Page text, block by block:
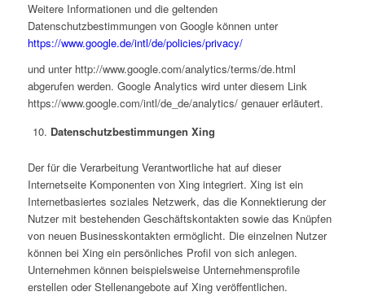
Weitere Informationen und die geltenden
Datenschutzbestimmungen von Google können unter
https://www.google.de/intl/de/policies/privacy/
und unter http://www.google.com/analytics/terms/de.html
abgerufen werden. Google Analytics wird unter diesem Link
https://www.google.com/intl/de_de/analytics/ genauer erläutert.
Datenschutzbestimmungen Xing
Der für die Verarbeitung Verantwortliche hat auf dieser
Internetseite Komponenten von Xing integriert. Xing ist ein
Internetbasiertes soziales Netzwerk, das die Konnektierung der
Nutzer mit bestehenden Geschäftskontakten sowie das Knüpfen
von neuen Businesskontakten ermöglicht. Die einzelnen Nutzer
können bei Xing ein persönliches Profil von sich anlegen.
Unternehmen können beispielsweise Unternehmensprofile
erstellen oder Stellenangebote auf Xing veröffentlichen.